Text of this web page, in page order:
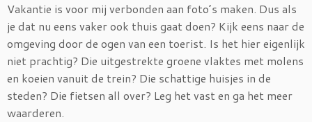
Vakantie is voor mij verbonden aan foto’s maken. Dus als
je dat nu eens vaker ook thuis gaat doen? Kijk eens naar de
omgeving door de ogen van een toerist. Is het hier eigenlijk
niet prachtig? Die uitgestrekte groene vlaktes met molens
en koeien vanuit de trein? Die schattige huisjes in de
steden? Die fietsen all over? Leg het vast en ga het meer
waarderen.